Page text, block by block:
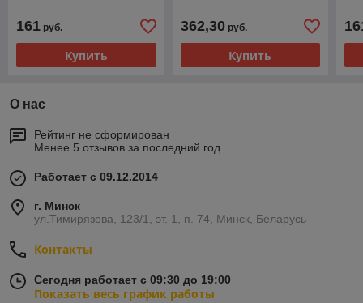
161 руб.
Купить
362,30руб.
Купить
О нас
Рейтинг не сформирован
Менее 5 отзывов за последний год
Работает с 09.12.2014
г. Минск
ул.Тимирязева, 123/1, эт. 1, п. 74, Минск, Беларусь
Контакты
Сегодня работает с 09:30 до 19:00
Показать весь график работы